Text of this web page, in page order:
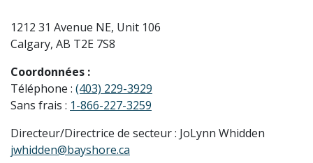
1212 31 Avenue NE, Unit 106
Calgary, AB T2E 7S8
Coordonnées :
Téléphone : (403) 229-3929
Sans frais : 1-866-227-3259
Directeur/Directrice de secteur : JoLynn Whidden
jwhidden@bayshore.ca